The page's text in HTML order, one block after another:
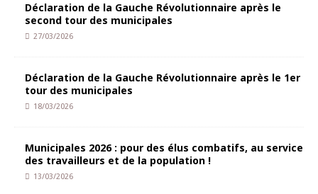
Déclaration de la Gauche Révolutionnaire après le
second tour des municipales
27/03/2026
Déclaration de la Gauche Révolutionnaire après le 1er
tour des municipales
18/03/2026
Municipales 2026 : pour des élus combatifs, au service
des travailleurs et de la population !
13/03/2026